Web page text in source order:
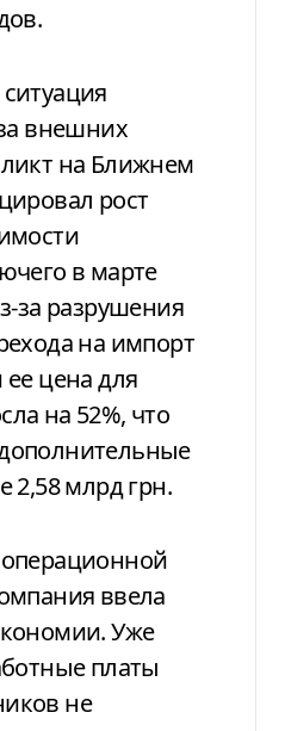
внешних
на Ближнем
рост
в марте
за разрушения
на импорт
ее цена для
на 52%, что
2,58 млрд грн.
ввела
Уже
платы
не